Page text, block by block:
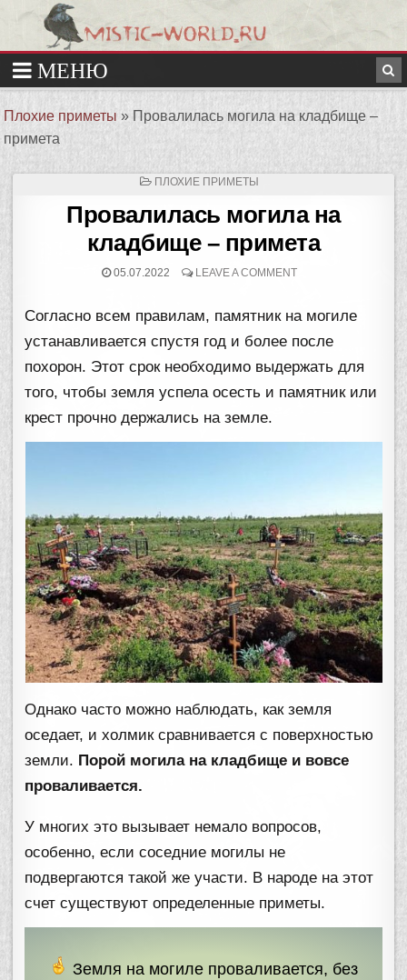
Плохие приметы » Провалилась могила на кладбище –
примета
ОПУБЛИКОВАНО
ПЛОХИЕ ПРИМЕТЫ
Провалилась могила на
кладбище – примета
05.07.2022 LEAVE A COMMENT
Согласно всем правилам, памятник на могиле
устанавливается спустя год и более после
похорон. Этот срок необходимо выдержать для
того, чтобы земля успела осесть и памятник или
крест прочно держались на земле.
Однако часто можно наблюдать, как земля
оседает, и холмик сравнивается с поверхностью
земли. Порой могила на кладбище и вовсе
проваливается.
У многих это вызывает немало вопросов,
особенно, если соседние могилы не
подвергаются такой же участи. В народе на этот
счет существуют определенные приметы.
Земля на могиле проваливается, без